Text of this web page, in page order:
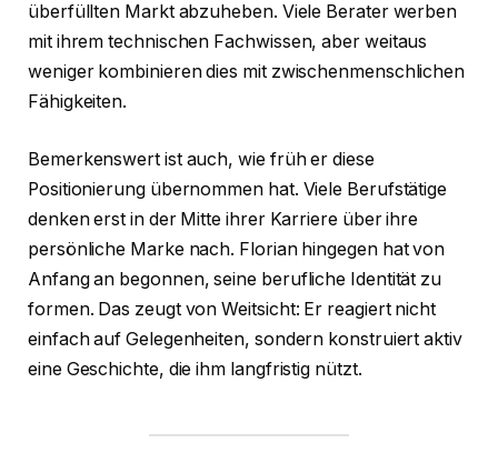
überfüllten Markt abzuheben. Viele Berater werben
mit ihrem technischen Fachwissen, aber weitaus
weniger kombinieren dies mit zwischenmenschlichen
Fähigkeiten.
Bemerkenswert ist auch, wie früh er diese
Positionierung übernommen hat. Viele Berufstätige
denken erst in der Mitte ihrer Karriere über ihre
persönliche Marke nach. Florian hingegen hat von
Anfang an begonnen, seine berufliche Identität zu
formen. Das zeugt von Weitsicht: Er reagiert nicht
einfach auf Gelegenheiten, sondern konstruiert aktiv
eine Geschichte, die ihm langfristig nützt.